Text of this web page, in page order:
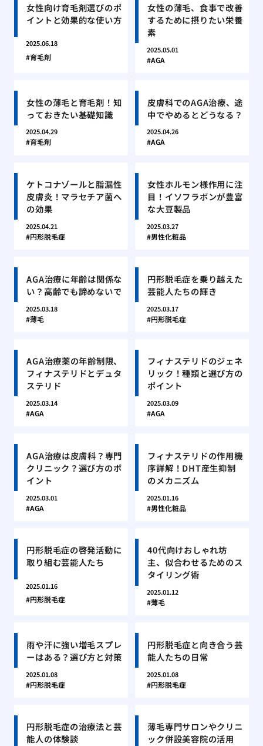
女性向け育毛剤選びのポ
イントと効果的な使い方
2025.06.18
育毛剤
女性の薄毛、食事で改善
するために摂りたい栄養
素
2025.05.01
AGA
女性の薄毛と育毛剤！知
っておきたい基礎知識
2025.04.29
育毛剤
皮膚科でのAGA治療、途
中でやめるとどうなる？
2025.04.26
AGA
ケトコナゾールと脂漏性
皮膚炎！マラセチア菌へ
の効果
2025.04.21
円形脱毛症
女性ホルモン様作用に注
目！イソフラボンが豊富
な大豆製品
2025.03.27
男性化粧品
AGA治療に年齢は関係な
い？高齢でも諦めないで
2025.03.18
薄毛
円形脱毛症を乗り越えた
芸能人たちの輝き
2025.03.17
円形脱毛症
AGA治療薬の年齢制限、
フィナステリドとデュタ
ステリド
2025.03.14
AGA
フィナステリドのジェネ
リック！種類と選び方の
ポイント
2025.03.09
AGA
AGA治療は皮膚科？専門
クリニック？選び方のポ
イント
2025.03.01
AGA
フィナステリドの作用機
序詳解！DHT産生抑制
のメカニズム
2025.01.16
男性化粧品
円形脱毛症の啓発活動に
取り組む芸能人たち
2025.01.16
円形脱毛症
40代向けおしゃれ坊
主、似合わせるためのス
タイリング術
2025.01.12
薄毛
雨や汗に強い増毛スプレ
ーはある？選び方と対策
2025.01.08
円形脱毛症
円形脱毛症と向き合う芸
能人たちの日常
2025.01.08
円形脱毛症
円形脱毛症の治療法と芸
能人の体験談
薄毛専門サロンやクリニ
ック併設美容院の活用